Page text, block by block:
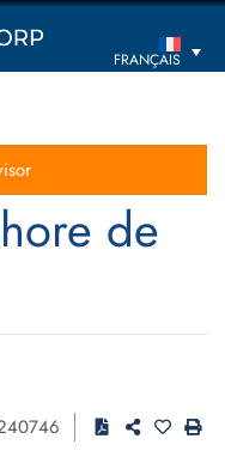
FRANÇAIS
de